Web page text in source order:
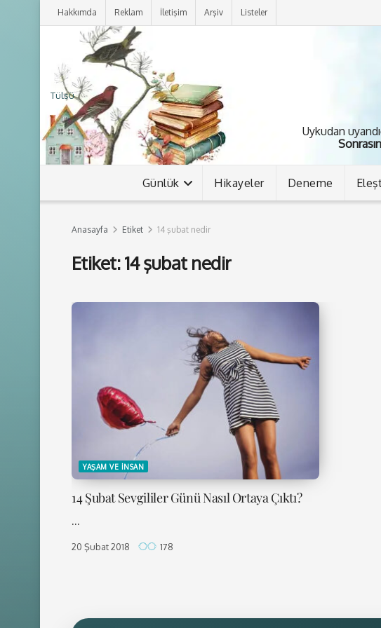
Hakkımda Reklam İletişim Arşiv Listeler
Tülsü
Uykudan
Günlük Hikayeler Deneme
Anasayfa Etiket 14 şubat nedir
Etiket:14 şubat nedir
YAŞAM VE İNSAN
14 Şubat Sevgililer Günü Nasıl Ortaya Çıktı?
...
20 Şubat 2018 178